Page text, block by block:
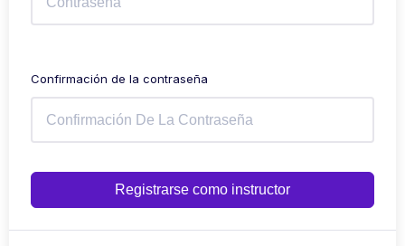
Confirmación de la contraseña
Registrarse como instructor